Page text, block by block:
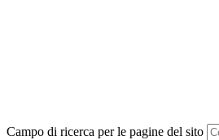
Campo di ricerca per le pagine del sito